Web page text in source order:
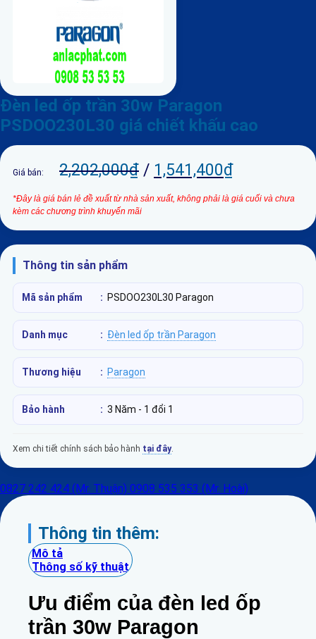
Đèn led ốp trần 30w Paragon
PSDOO230L30 giá chiết khấu cao
Giá bán: 2,202,000₫ / 1,541,400₫
*Đây là giá bán lẻ đề xuất từ nhà sản xuất, không phải là giá cuối và chưa
kèm các chương trình khuyến mãi
Thông tin sản phẩm
Mã sản phẩm : PSDOO230L30 Paragon
Danh mục : Đèn led ốp trần Paragon
Thương hiệu : Paragon
Bảo hành : 3 Năm - 1 đổi 1
Xem chi tiết chính sách bảo hành tại đây.
0827 242 424 (Mr. Thuận) 0908 535 353 (Mr. Hoài)
Thông tin thêm:
Mô tả
Thông số kỹ thuật
Ưu điểm của đèn led ốp
trần 30w Paragon